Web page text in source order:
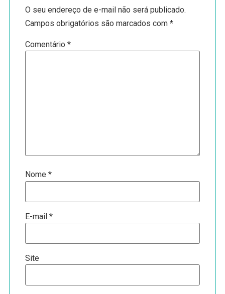
O seu endereço de e-mail não será publicado.
Campos obrigatórios são marcados com*
Comentário*
Nome*
E-mail*
Site